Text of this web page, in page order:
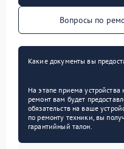
Вопросы по
Какие документы вы
На этапе приема
ремонт вам будет
обязательств на ваше
по ремонту техники, вы
гарантийный талон.